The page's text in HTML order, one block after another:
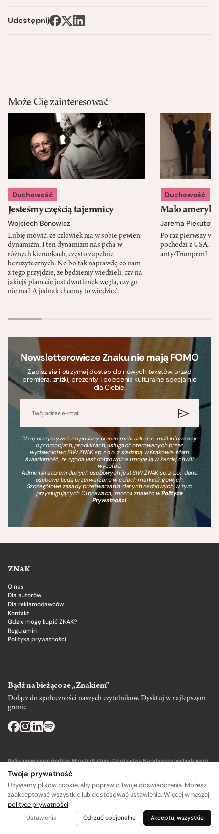
Udostępnij
Może Cię zainteresować
Duchowość
Jesteśmy częścią tajemnicy
Wojciech Bonowicz
Lubię mówić, że człowiek ma w sobie pewien
dynamizm. I ten dynamizm nas pcha w
różnych kierunkach, często zupełnie
bezużytecznych. No bo tak naprawdę co nam
z tego przyjdzie, że będziemy wiedzieli, czy na
jakiejś planecie jest dwutlenek węgla, czy go
nie ma? A jednak chcemy to wiedzieć.
Duchowość
Mało
Jarema
Po raz pierwszy w
pochodzi z USA.
anty-Trumpem?
Newsletterowicze Znaku nie mają FOMO
Zapisz się i otrzymaj dostęp do nowych tekstów przed
premierą, zniżki, prezenty i polecenia kulturalne specjalnie
dla Ciebie.
Chcę otrzymywać na podany przeze mnie adres e-mail informacje
o promocjach, produktach, usługach oferowanych przez
wydawnictwo SIW ZNAK sp. z o.o. z siedzibą w Krakowie. Mam
świadomość, że zgoda jest dobrowolna i mogę ją w każdej chwili
wycofać.
Administratorem danych osobowych jest SIW ZNAK sp. z o.o., dane
osobowe będą przetwarzane w celach marketingowych.
Szczegółowe zasady przetwarzania danych osobowych, w tym
przysługujących Ci prawach, można znaleźć wPolityce
Prywatności.
ZNAK
O nas
Dla autorów
Dla reklamodawców
Kontakt
Gdzie mogę kupić ZNAK?
Regulamin
Polityka prywatności
Bądź na bieżąco ze „Znakiem”
Dołącz do społeczności naszych czytelnikow. Dysktuj w najlepszym
gronie
Dofinansowano ze środków Ministra Kultury i Dziedzictwa Narodowego pochodzących
Wydawca: SIW Znak w Krakowie
Twoja prywatność
Używamy plików cookie, aby poprawić Twoje doświadczenia. Możesz
zaakceptować wszystkie lub dostosować ustawienia. Więcej w naszej
polityce prywatności.
Ustawienia Odrzuć opcjonalne Akceptuj wszystkie